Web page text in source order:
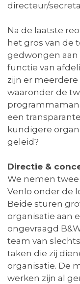
directeur/
Na de laatste
het gros van de
gedwongen aan
functie van
zijn er
waaronder de
een
kundigere
geleid?
Directie &
We nemen
Venlo onder de
Beide sturen
organisatie aan
ongevraagd
team van
taken die zij
organisatie. De
werken zijn al